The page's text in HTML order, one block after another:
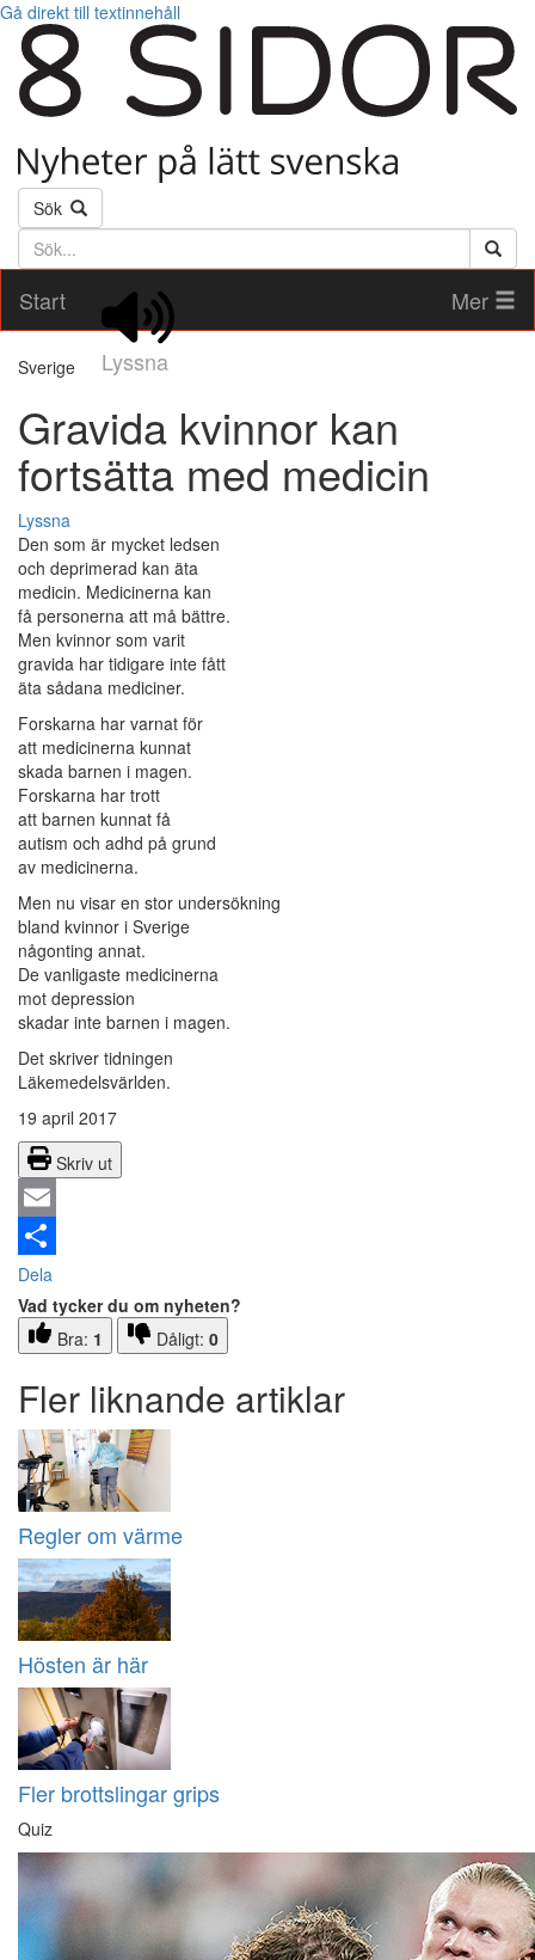
Gå direkt till textinnehåll
Sök
Söktext
Start
Lyssna
Mer
Sverige
Gravida kvinnor kan
fortsätta med medicin
Lyssna
Den som är mycket ledsen
och deprimerad kan äta
medicin. Medicinerna kan
få personerna att må bättre.
Men kvinnor som varit
gravida har tidigare inte fått
äta sådana mediciner.
Forskarna har varnat för
att medicinerna kunnat
skada barnen i magen.
Forskarna har trott
att barnen kunnat få
autism och adhd på grund
av medicinerna.
Men nu visar en stor undersökning
bland kvinnor i Sverige
någonting annat.
De vanligaste medicinerna
mot depression
skadar inte barnen i magen.
Det skriver tidningen
Läkemedelsvärlden.
19 april 2017
Skriv ut
Email
Dela
Vad tycker du om nyheten?
Bra: 1 Dåligt: 0
Fler liknande artiklar
Regler om värme
Hösten är här
Fler brottslingar grips
Quiz